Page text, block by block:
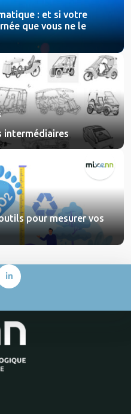
: et si votre
que vous ne le
intermédiaires
pour mesurer vos